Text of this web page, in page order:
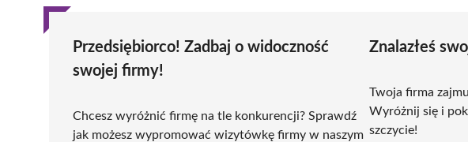
Przedsiębiorco! Zadbaj o widoczność
swojej firmy!
Chcesz wyróżnić firmę na tle konkurencji? Sprawdź
jak możesz wypromować wizytówkę firmy w naszym
Znalazłeś
Twoja firma
Wyróżnij się i
szczycie!